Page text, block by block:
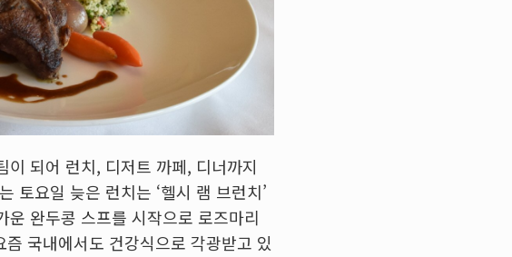
되어 런치, 디저트 까페, 디너까지
토요일 늦은 런치는 ‘헬시 램 브런치’
완두콩 스프를 시작으로 로즈마리
국내에서도 건강식으로 각광받고 있